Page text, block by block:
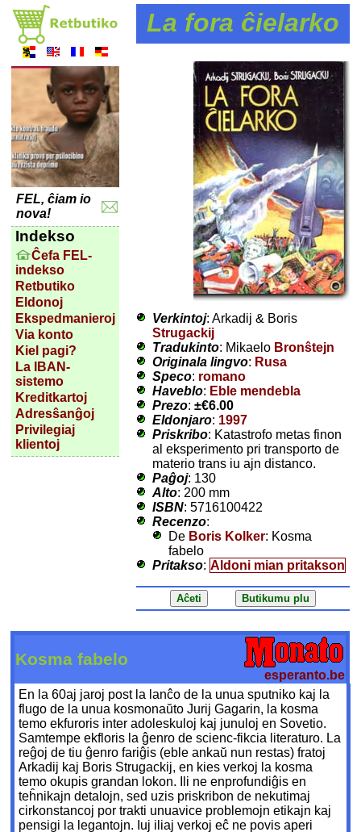
FEL, ĉiam io
nova!
Indekso
Ĉefa FEL-
indekso
Retbutiko
Eldonoj
Ekspedmanieroj
Via konto
Kiel pagi?
La IBAN-
sistemo
Kreditkartoj
Adresŝanĝoj
Privilegiaj
klientoj
La fora ĉielarko
Verkintoj: Arkadij & Boris
Strugackij
Tradukinto: Mikaelo Bronŝtejn
Originala lingvo: Rusa
Speco: romano
Haveblo: Eble mendebla
Prezo: ±€6.00
Eldonjaro: 1997
Priskribo: Katastrofo metas finon
al eksperimento pri transporto de
materio trans iu ajn distanco.
Paĝoj: 130
Alto: 200 mm
ISBN: 5716100422
Recenzo:
De Boris Kolker: Kosma
fabelo
Pritakso: Aldoni mian pritakson
Kosma fabelo
esperanto.be
En la 60aj jaroj post la lanĉo de la unua sputniko kaj la
flugo de la unua kosmonaŭto Jurij Gagarin, la kosma
temo ekfuroris inter adoleskuloj kaj junuloj en Sovetio.
Samtempe ekfloris la ĝenro de scienc-fikcia literaturo. La
reĝoj de tiu ĝenro fariĝis (eble ankaŭ nun restas) fratoj
Arkadij kaj Boris Strugackij, en kies verkoj la kosma
temo okupis grandan lokon. Ili ne enprofundiĝis en
teĥnikajn detalojn, sed uzis priskribon de nekutimaj
cirkonstancoj por trakti unuavice problemojn etikajn kaj
pensigi la legantojn. Iuj iliaj verkoj eĉ ne povis aperi